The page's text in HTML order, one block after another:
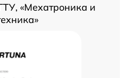
«Мехатроника и